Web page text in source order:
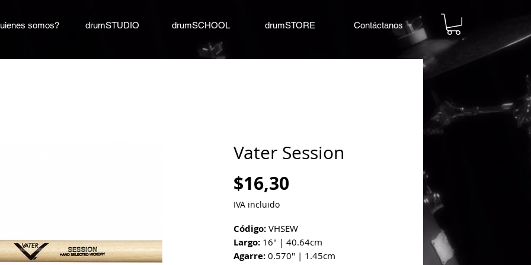
somos? drumSTUDIO drumSCHOOL drumSTORE Contáctanos
Vater Session
$16,30
IVA incluido
Código: VHSEW
Largo: 16" | 40.64cm
Agarre: 0.570" | 1.45cm